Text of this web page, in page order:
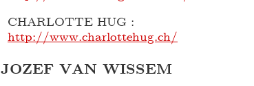
CHARLOTTE HUG :
http://www.charlottehug.ch/
JOZEF VAN WISSEM